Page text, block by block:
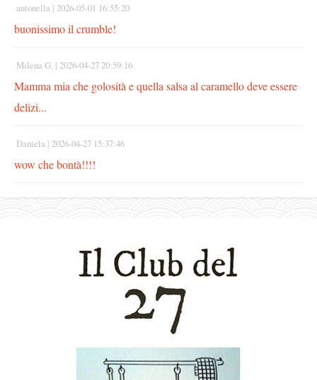
antonella | 2026-05-01 16:55:20
buonissimo il crumble!
Milena G. | 2026-04-27 20:59:16
Mamma mia che golosità e quella salsa al caramello deve essere
delizi...
Daniela | 2026-04-27 15:37:46
wow che bontà!!!!